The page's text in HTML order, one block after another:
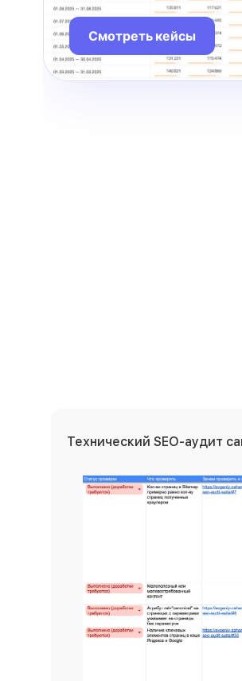
Смотреть кейсы
Технический SEO-аудит